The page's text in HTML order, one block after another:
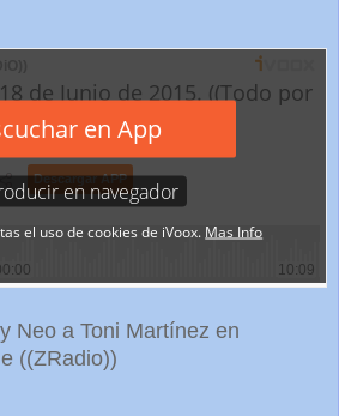
Neo a Toni Martínez en
((ZRadio))